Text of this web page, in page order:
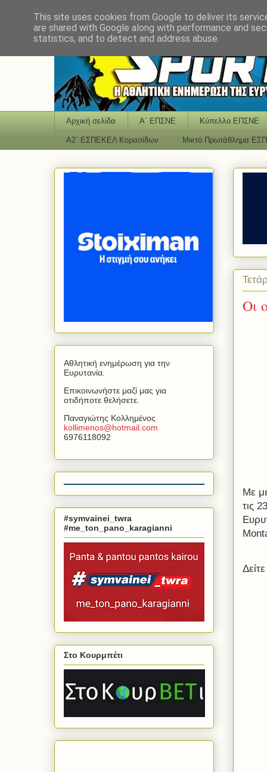
Αρχική σελίδα Α΄ ΕΠΣΝΕ Κύπελλο ΕΠΣΝΕ
Α2΄ ΕΣΠΕΚΕΛ Κορασίδων Μικτό Πρωτάθλημα
Οι
Mε
τις
Αθλητική ενημέρωση για την
Ευρυτανία.
Επικοινωνήστε μαζί μας για
οτιδήποτε θελήσετε.
Παναγιώτης Κολλημένος
kollimenos@hotmail com
6976118092
#symvainei_twra
#me_ton_pano_karagianni
Στο Κουρμπέτι
This site uses cookies from Google to deliver its
are shared with Google along with performance and
statistics, and to detect and address abuse.